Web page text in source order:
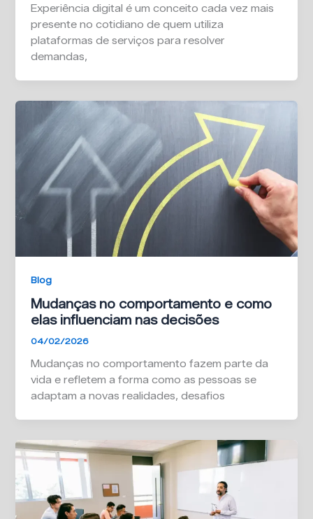
Experiência digital é um conceito cada vez mais
presente no cotidiano de quem utiliza
plataformas de serviços para resolver
demandas,
Blog
Mudanças no comportamento e como
elas influenciam nas decisões
04/02/2026
Mudanças no comportamento fazem parte da
vida e refletem a forma como as pessoas se
adaptam a novas realidades, desafios